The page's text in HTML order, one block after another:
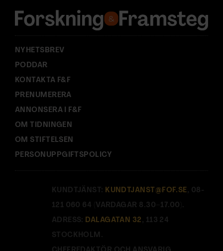
s
:
NYHETSBREV
PODDAR
KONTAKTA F&F
PRENUMERERA
ANNONSERA I F&F
OM TIDNINGEN
OM STIFTELSEN
PERSONUPPGIFTSPOLICY
KUNDTJÄNST: KUNDTJANST@FOF.SE , 08-
121 060 64 (VARDAGAR 8.30–17.00).
ADRESS: DALAGATAN 32 , 113 24
STOCKHOLM.